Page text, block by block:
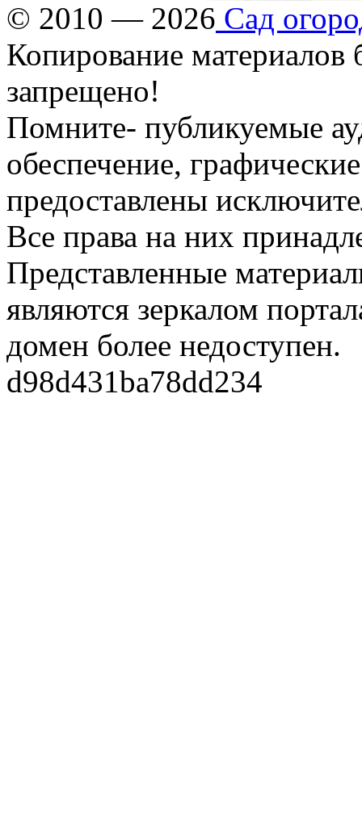
© 2010 — 2026 Сад
Копирование материалов
запрещено!
Помните- публикуемые
обеспечение,
предоставлены
Все права на них
Представленные
являются зеркалом
домен более недоступен.
d98d431ba78dd234